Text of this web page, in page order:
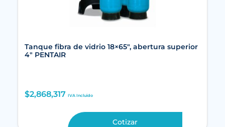
Tanque fibra de vidrio 18×65″, abertura superior
4″ PENTAIR
$2,868,317 IVA Incluido
Cotizar